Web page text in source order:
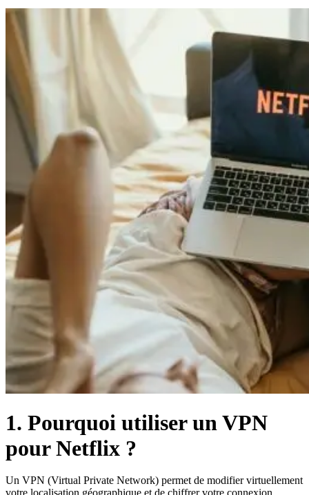
1. Pourquoi utiliser un VPN
pour Netflix ?
Un VPN (Virtual Private Network) permet de modifier virtuellement